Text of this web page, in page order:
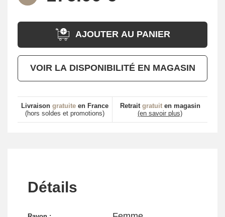
AJOUTER AU PANIER
VOIR LA DISPONIBILITÉ EN MAGASIN
Livraison gratuite en France
(hors soldes et promotions)
Retrait gratuiten magasin
(en savoir plus)
Détails